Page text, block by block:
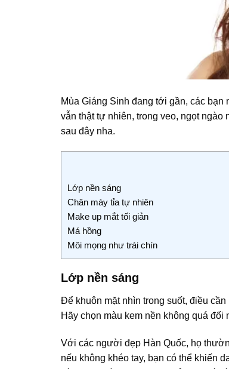
Mùa Giáng Sinh đang tới gần, các
vẫn thật tự nhiên, trong veo, ngọt ngào
sau đây nha.
Lớp nền sáng
Chân mày tỉa tự nhiên
Make up mắt tối giản
Má hồng
Môi mọng như trái chín
Lớp nền sáng
Để khuôn mặt nhìn trong suốt, điều
Hãy chọn màu kem nền không quá
Với các người đẹp Hàn Quốc, họ
nếu không khéo tay, bạn có thể khiến